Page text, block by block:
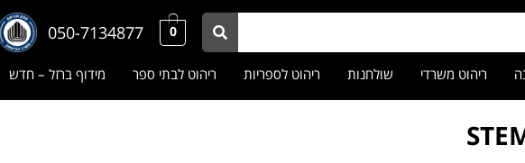
0
050-7134877
ריהוט משרדי שולחנות ריהוט לספריות ריהוט לבתי ספר מידוף ברזל – חדש